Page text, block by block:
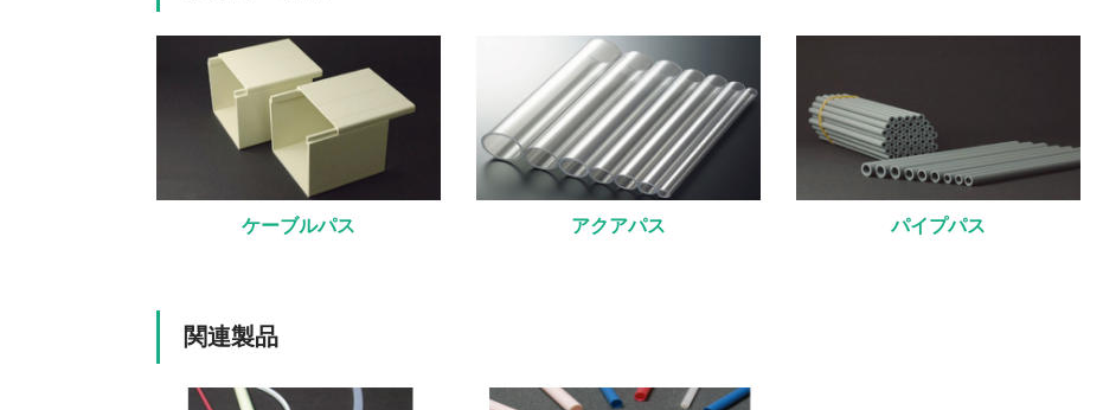
ケーブルパス アクアパス パイプパス
関連製品